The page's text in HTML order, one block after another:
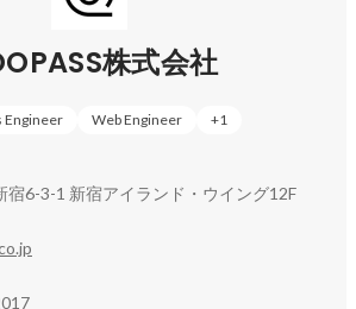
株式会社
Engineer Web Engineer +1
宿6-3-1 新宿アイランド・ウイング12F